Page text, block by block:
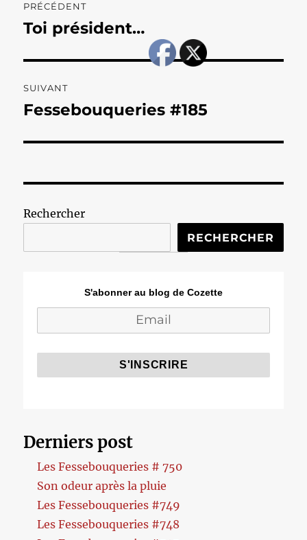
de
PRÉCÉDENT
Publication
Toi président…
SUIVANT
Publication
Fessebouqueries #185
Rechercher
RECHERCHER
S'abonner au blog de Cozette
Derniers post
Les Fessebouqueries # 750
Son odeur après la pluie
Les Fessebouqueries #749
Les Fessebouqueries #748